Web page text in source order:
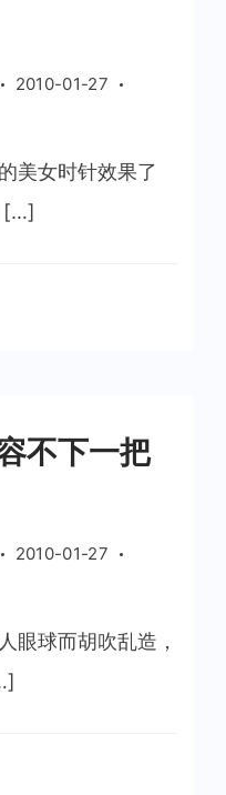
2010-01-27
美女时针效果了
[…]
不下一把
2010-01-27
眼球而胡吹乱造，